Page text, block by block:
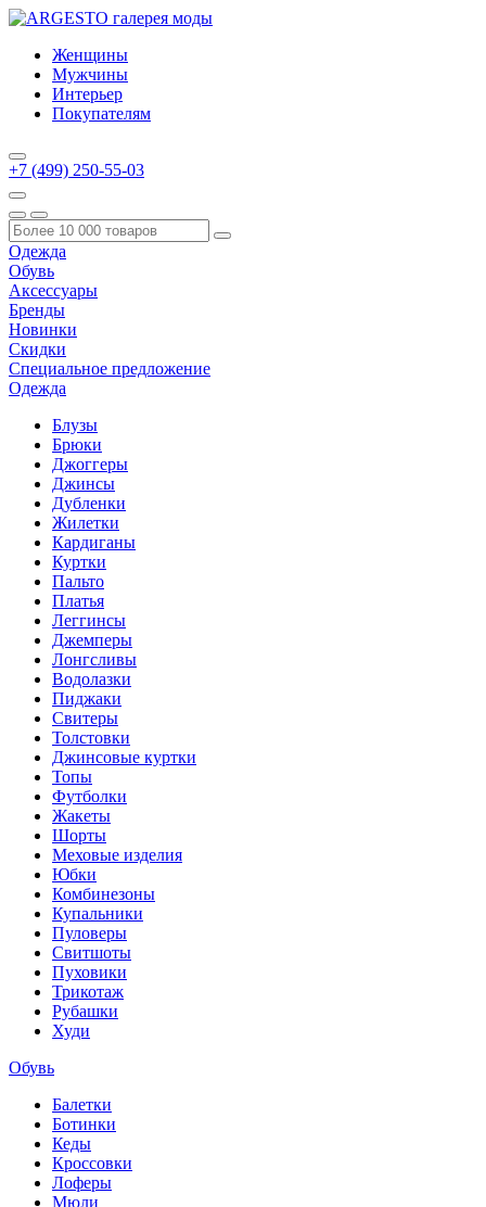
Женщины
Мужчины
Интерьер
Покупателям
+7 (499) 250-55-03
Одежда
Обувь
Аксессуары
Бренды
Новинки
Скидки
Специальное предложение
Одежда
Блузы
Брюки
Джоггеры
Джинсы
Дубленки
Жилетки
Кардиганы
Куртки
Пальто
Платья
Леггинсы
Джемперы
Лонгсливы
Водолазки
Пиджаки
Свитеры
Толстовки
Джинсовые куртки
Топы
Футболки
Жакеты
Шорты
Меховые изделия
Юбки
Комбинезоны
Купальники
Пуловеры
Свитшоты
Пуховики
Трикотаж
Рубашки
Худи
Обувь
Балетки
Ботинки
Кеды
Кроссовки
Лоферы
Мюли